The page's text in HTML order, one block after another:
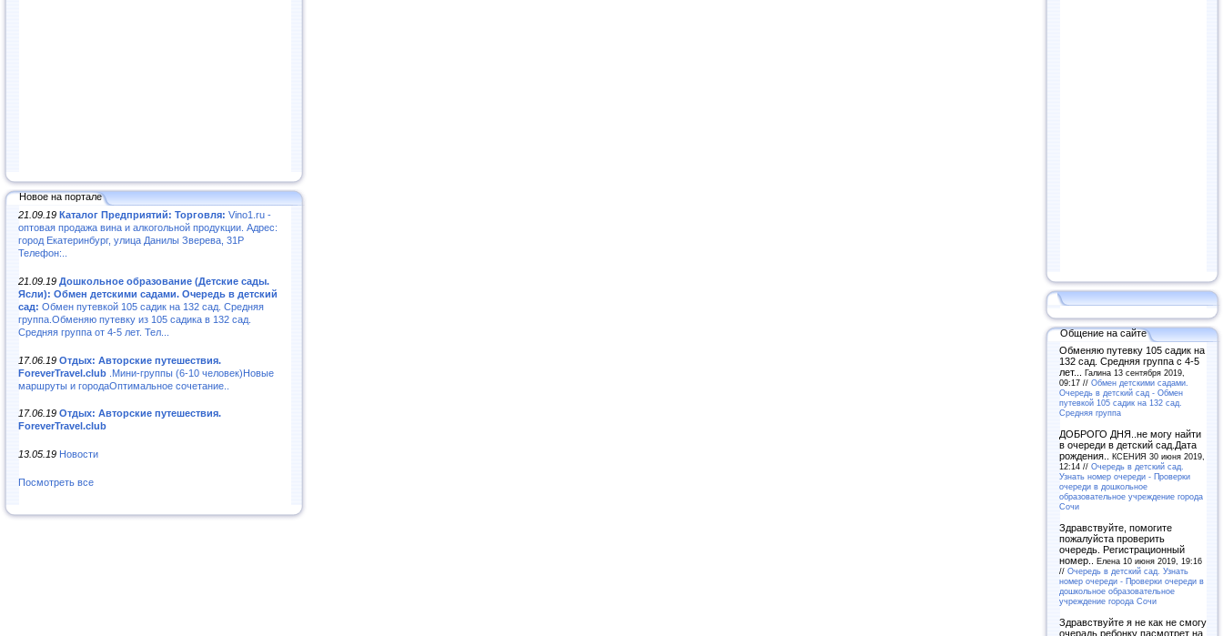
Новое на портале
21.09.19 Каталог Предприятий: Торговля: Vino1.ru -
оптовая продажа вина и алкогольной продукции. Адрес:
город Екатеринбург, улица Данилы Зверева, 31Р
Телефон:..
21.09.19 Дошкольное образование (Детские сады.
Ясли): Обмен детскими садами. Очередь в детский
сад: Обмен путевкой 105 садик на 132 сад. Средняя
группа.Обменяю путевку из 105 садика в 132 сад.
Средняя группа от 4-5 лет. Тел...
17.06.19 Отдых: Авторские путешествия.
ForeverTravel.club .Мини-группы (6-10 человек)Новые
маршруты и городаОптимальное сочетание..
17.06.19 Отдых: Авторские путешествия.
ForeverTravel.club
13.05.19 Новости
Посмотреть все
Общение на сайте
Обменяю путевку 105 садик на
132 сад. Средняя группа с 4-5
лет... Галина 13 сентября 2019,
09:17 // Обмен детскими садами.
Очередь в детский сад - Обмен
путевкой 105 садик на 132 сад.
Средняя группа
ДОБРОГО ДНЯ..не могу найти
в очереди в детский сад.Дата
рождения.. КСЕНИЯ 30 июня 2019,
12:14 // Очередь в детский сад.
Узнать номер очереди - Проверки
очереди в дошкольное
образовательное учреждение города
Сочи
Здравствуйте, помогите
пожалуйста проверить
очередь. Регистрационный
номер.. Елена 10 июня 2019, 19:16
// Очередь в детский сад. Узнать
номер очереди - Проверки очереди в
дошкольное образовательное
учреждение города Сочи
Здравствуйте я не как не смогу
очерадь ребонку пасмотрет на